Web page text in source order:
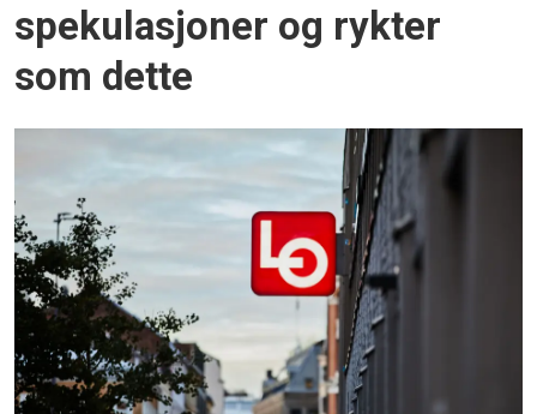
spekulasjoner og rykter
som dette